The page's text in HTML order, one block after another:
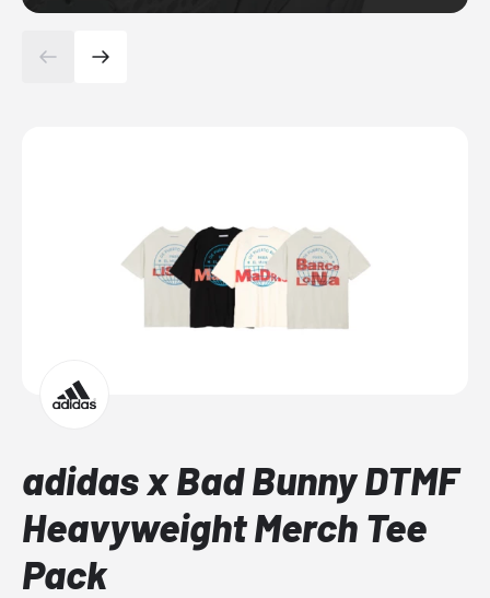
adidas x Bad Bunny DTMF
Heavyweight Merch Tee
Pack